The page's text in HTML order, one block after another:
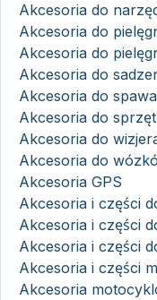
Akcesoria do
Akcesoria do
Akcesoria do
Akcesoria do
Akcesoria do
Akcesoria do
Akcesoria do
Akcesoria do
Akcesoria GPS
Akcesoria i części
Akcesoria i części
Akcesoria i części
Akcesoria i części
Akcesoria